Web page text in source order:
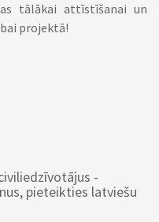
tālākai attīstīšanai un
projektā!
-
pieteikties latviešu